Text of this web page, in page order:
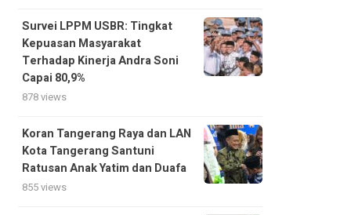
Survei LPPM USBR: Tingkat
Kepuasan Masyarakat
Terhadap Kinerja Andra Soni
Capai 80,9%
878 views
Koran Tangerang Raya dan LAN
Kota Tangerang Santuni
Ratusan Anak Yatim dan Duafa
855 views